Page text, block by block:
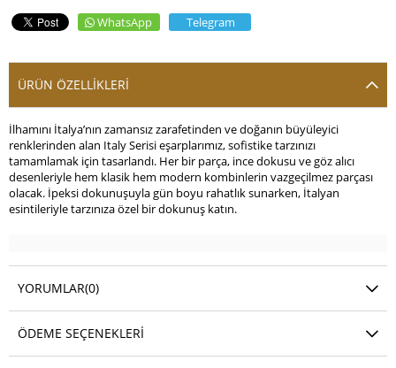
WhatsApp Telegram
ÜRÜN ÖZELLIKLERI
İlhamını İtalya’nın zamansız zarafetinden ve doğanın büyüleyici
renklerinden alan Italy Serisi eşarplarımız, sofistike tarzınızı
tamamlamak için tasarlandı. Her bir parça, ince dokusu ve göz alıcı
desenleriyle hem klasik hem modern kombinlerin vazgeçilmez parçası
olacak. İpeksi dokunuşuyla gün boyu rahatlık sunarken, İtalyan
esintileriyle tarzınıza özel bir dokunuş katın.
YORUMLAR(0)
ÖDEME SEÇENEKLERI